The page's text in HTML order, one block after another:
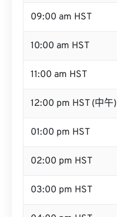
09:00 am HST
10:00 am HST
11:00 am HST
12:00 pm HST (中午)
01:00 pm HST
02:00 pm HST
03:00 pm HST